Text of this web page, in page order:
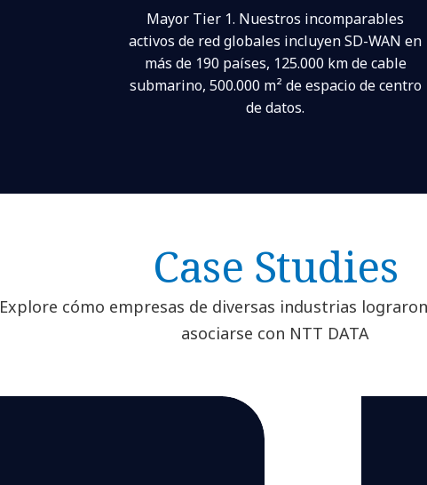
Mayor Tier 1. Nuestros incomparables
activos de red globales incluyen SD-WAN en
más de 190 países, 125.000 km de cable
submarino, 500.000 m² de espacio de centro
de datos.
Case Studies
Explore cómo empresas de diversas industrias
asociarse con NTT DATA